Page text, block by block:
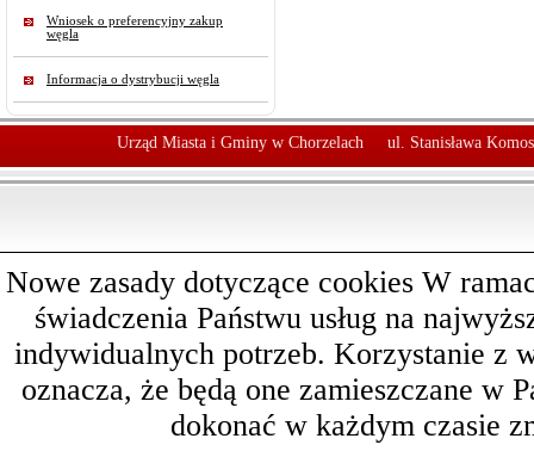
Wniosek o preferencyjny zakup
węgla
Informacja o dystrybucji węgla
Urząd Miasta i Gminy w Chorzelach ul. Stanisława
Nowe zasady dotyczące cookies W
świadczenia Państwu usług na
indywidualnych potrzeb. Korzystanie z
oznacza, że będą one zamieszczane w
dokonać w każdym czasie